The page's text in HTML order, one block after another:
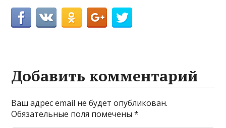
Добавить комментарий
Ваш адрес email не будет опубликован.
Обязательные поля помечены*